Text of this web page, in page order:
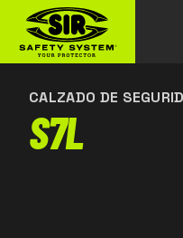
CALZADO DE
S7L